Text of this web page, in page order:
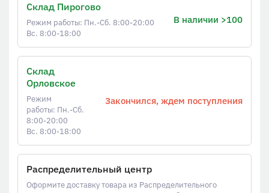
Склад Пирогово
Режим работы: Пн.-Сб. 8:00-20:00
Вс. 8:00-18:00
В наличии >100
Склад
Орловское
Режим
работы: Пн.-Сб.
8:00-20:00
Вс. 8:00-18:00
Закончился, ждем поступления
Распределительный центр
Оформите доставку товара из Распределительного